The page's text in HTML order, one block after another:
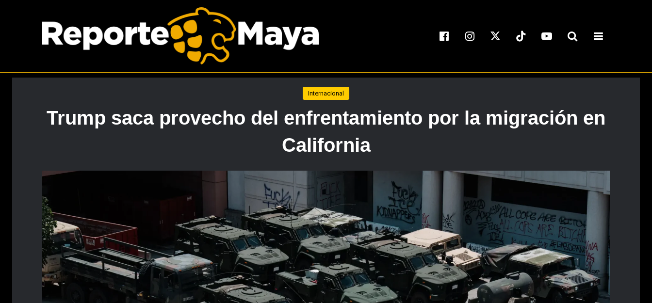
Internacional
Trump saca provecho del enfrentamiento por la migración en
California